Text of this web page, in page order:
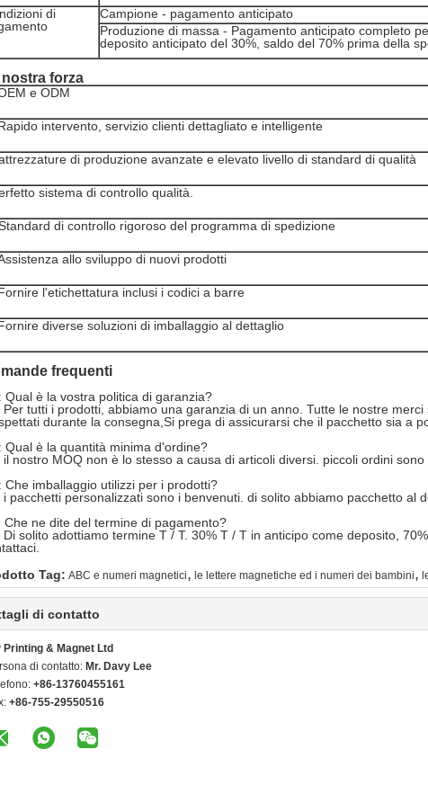
di
Campione - pagamento anticipato
Produzione di massa - Pagamento anticipato completo
deposito anticipato del 30%, saldo del 70% prima della
nostra forza
e ODM
intervento, servizio clienti dettagliato e intelligente
di produzione avanzate e elevato livello di standard di qualità
sistema di controllo qualità.
di controllo rigoroso del programma di spedizione
allo sviluppo di nuovi prodotti
l'etichettatura inclusi i codici a barre
diverse soluzioni di imballaggio al dettaglio
frequenti
Qual è la vostra politica di garanzia?
Per tutti i prodotti, abbiamo una garanzia di un anno. Tutte le nostre
durante la consegna,Si prega di assicurarsi che il pacchetto sia a
Qual è la quantità minima d'ordine?
il nostro MOQ non è lo stesso a causa di articoli diversi. piccoli ordini
Che imballaggio utilizzi per i prodotti?
i pacchetti personalizzati sono i benvenuti. di solito abbiamo pacchetto al
Che ne dite del termine di pagamento?
Di solito adottiamo termine T / T. 30% T / T in anticipo come deposito,
Tag: ABC e numeri magnetici, le lettere magnetiche ed i numeri dei bambini,
di contatto
Printing & Magnet Ltd
di contatto: Mr. Davy Lee
+86-13760455161
+86-755-29550516